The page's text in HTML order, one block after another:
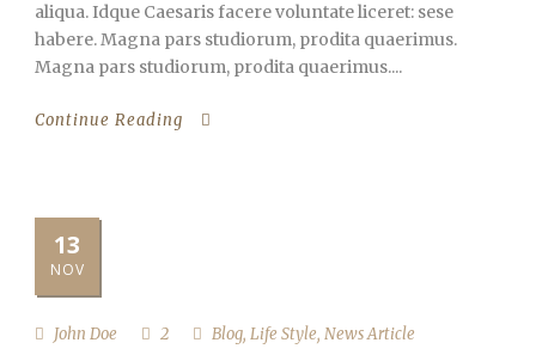
aliqua. Idque Caesaris facere voluntate liceret: sese
habere. Magna pars studiorum, prodita quaerimus.
Magna pars studiorum, prodita quaerimus....
Continue Reading
13
NOV
John Doe 2 Blog, Life Style, News Article